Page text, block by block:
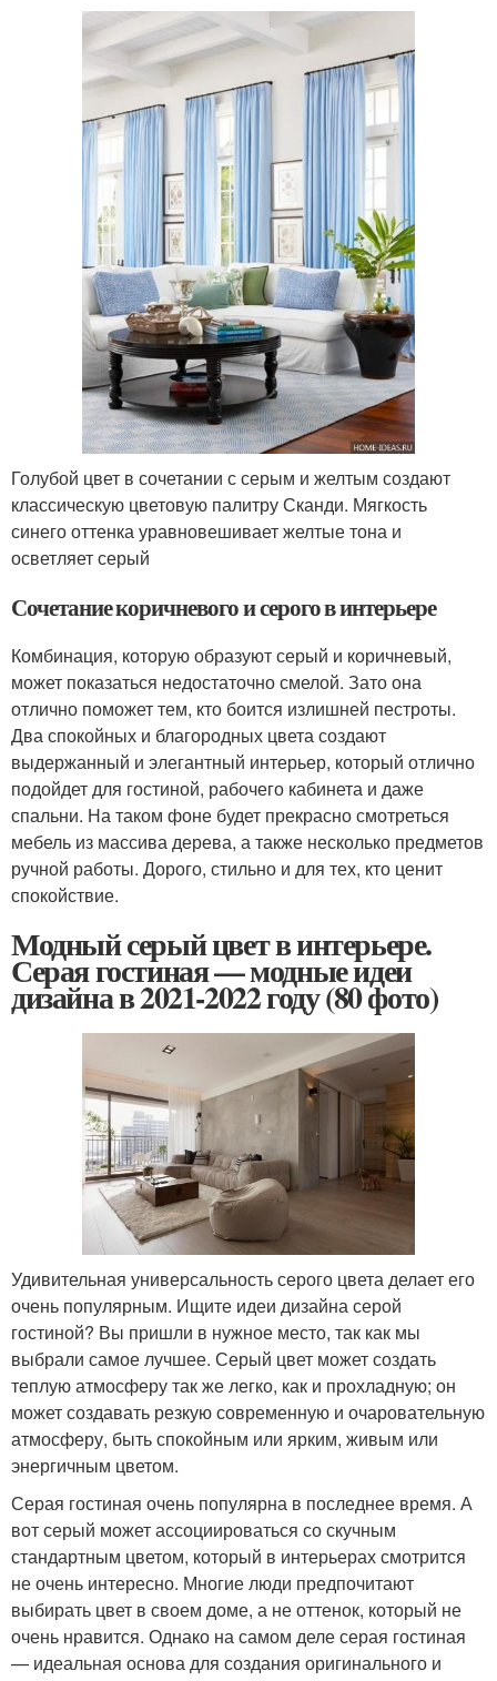
Голубой цвет в сочетании с серым и желтым создают
классическую цветовую палитру Сканди. Мягкость
синего оттенка уравновешивает желтые тона и
осветляет серый
Сочетание коричневого и серого в интерьере
Комбинация, которую образуют серый и коричневый,
может показаться недостаточно смелой. Зато она
отлично поможет тем, кто боится излишней пестроты.
Два спокойных и благородных цвета создают
выдержанный и элегантный интерьер, который отлично
подойдет для гостиной, рабочего кабинета и даже
спальни. На таком фоне будет прекрасно смотреться
мебель из массива дерева, а также несколько предметов
ручной работы. Дорого, стильно и для тех, кто ценит
спокойствие.
Модный серый цвет в интерьере.
Серая гостиная — модные идеи
дизайна в 2021-2022 году (80 фото)
Удивительная универсальность серого цвета делает его
очень популярным. Ищите идеи дизайна серой
гостиной? Вы пришли в нужное место, так как мы
выбрали самое лучшее. Серый цвет может создать
теплую атмосферу так же легко, как и прохладную; он
может создавать резкую современную и очаровательную
атмосферу, быть спокойным или ярким, живым или
энергичным цветом.
Серая гостиная очень популярна в последнее время. А
вот серый может ассоциироваться со скучным
стандартным цветом, который в интерьерах смотрится
не очень интересно. Многие люди предпочитают
выбирать цвет в своем доме, а не оттенок, который не
очень нравится. Однако на самом деле серая гостиная
— идеальная основа для создания оригинального и